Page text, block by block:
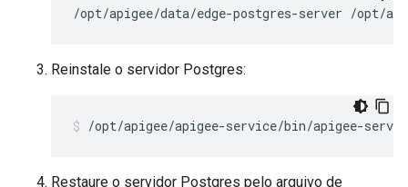
/opt/apigee/data/edge-postgres-server /opt/
Reinstale o servidor Postgres:
/opt/apigee/apigee-service/bin/apigee-
Restaure o servidor Postgres pelo arquivo de